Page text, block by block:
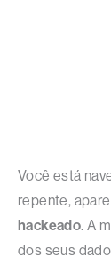
Você está
repente,
hackeado. A
dos seus